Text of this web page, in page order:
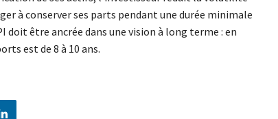
à conserver ses parts pendant une durée minimale
doit être ancrée dans une vision à long terme : en
est de 8 à 10 ans.